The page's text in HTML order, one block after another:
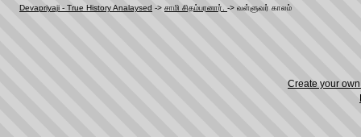
Devapriyaji - True History Analaysed -> சாமி சிதம்பரனார். -> வள்ளுவர்‌ காலம்‌
Create your